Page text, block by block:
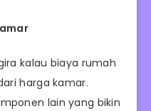
kalau biaya rumah
harga kamar.
lain yang bikin